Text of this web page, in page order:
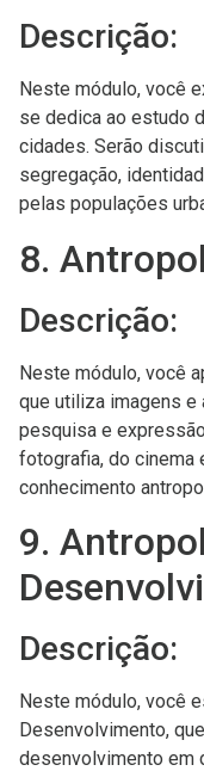
Descrição:
Neste módulo, você
se dedica ao estudo
cidades. Serão
segregação,
pelas populações
8.
Descrição:
Neste módulo, você
que utiliza imagens
pesquisa e
fotografia, do cinema
conhecimento
9.
Descrição:
Neste módulo, você
Desenvolvimento,
desenvolvimento em